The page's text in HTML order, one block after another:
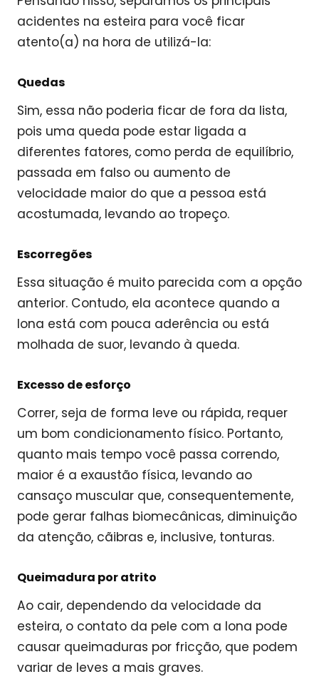
acidentes na esteira para você ficar
atento(a) na hora de utilizá-la:
Quedas
Sim, essa não poderia ficar de fora da lista,
pois uma queda pode estar ligada a
diferentes fatores, como perda de equilíbrio,
passada em falso ou aumento de
velocidade maior do que a pessoa está
acostumada, levando ao tropeço.
Escorregões
Essa situação é muito parecida com a opção
anterior. Contudo, ela acontece quando a
lona está com pouca aderência ou está
molhada de suor, levando à queda.
Excesso de esforço
Correr, seja de forma leve ou rápida, requer
um bom condicionamento físico. Portanto,
quanto mais tempo você passa correndo,
maior é a exaustão física, levando ao
cansaço muscular que, consequentemente,
pode gerar falhas biomecânicas, diminuição
da atenção, cãibras e, inclusive, tonturas.
Queimadura por atrito
Ao cair, dependendo da velocidade da
esteira, o contato da pele com a lona pode
causar queimaduras por fricção, que podem
variar de leves a mais graves.